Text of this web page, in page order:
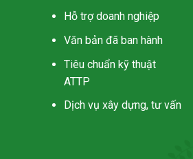
Hỗ trợ doanh nghiệp
Văn bản đã ban hành
Tiêu chuẩn kỹ thuật
ATTP
Dịch vụ xây dựng, tư vấn